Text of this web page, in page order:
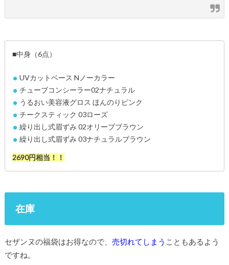
■中身（6点）
UVカットベース Nノーカラー
チューブコンシーラー02ナチュラル
うるおい美容液グロス ほんのりピンク
チークスティック 03ローズ
繰り出し式眉ずみ 02オリーブブラウン
繰り出し式眉ずみ 03ナチュラルブラウン
2690円相当！！
在庫
セザンヌの福袋はお得なので、 売切れてしまう こともあるよう
ですね。